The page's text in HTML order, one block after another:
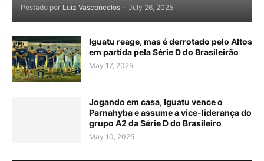
Postado por Luiz Vasconcelos - July 26, 2025
Iguatu reage, mas é derrotado pelo Altos
em partida pela Série D do Brasileirão
May 17, 2025
Jogando em casa, Iguatu vence o
Parnahyba e assume a vice-liderança do
grupo A2 da Série D do Brasileiro
May 10, 2025